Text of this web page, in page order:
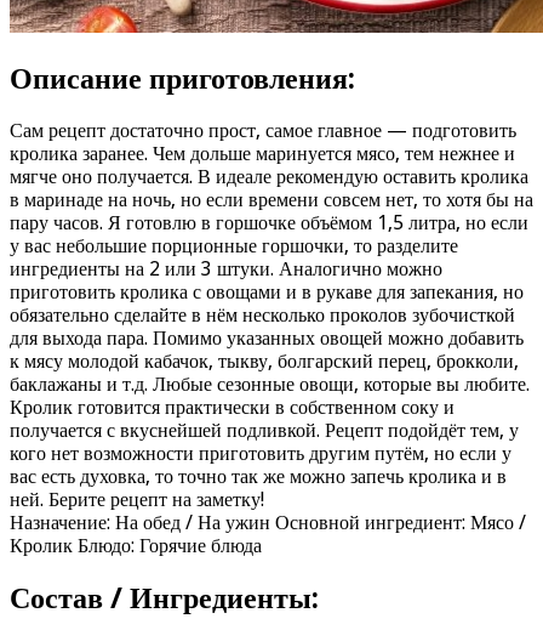
Описание приготовления:
Сам рецепт достаточно прост, самое главное — подготовить
кролика заранее. Чем дольше маринуется мясо, тем нежнее и
мягче оно получается. В идеале рекомендую оставить кролика
в маринаде на ночь, но если времени совсем нет, то хотя бы на
пару часов. Я готовлю в горшочке объёмом 1,5 литра, но если
у вас небольшие порционные горшочки, то разделите
ингредиенты на 2 или 3 штуки. Аналогично можно
приготовить кролика с овощами и в рукаве для запекания, но
обязательно сделайте в нём несколько проколов зубочисткой
для выхода пара. Помимо указанных овощей можно добавить
к мясу молодой кабачок, тыкву, болгарский перец, брокколи,
баклажаны и т.д. Любые сезонные овощи, которые вы любите.
Кролик готовится практически в собственном соку и
получается с вкуснейшей подливкой. Рецепт подойдёт тем, у
кого нет возможности приготовить другим путём, но если у
вас есть духовка, то точно так же можно запечь кролика и в
ней. Берите рецепт на заметку!
Назначение: На обед / На ужин Основной ингредиент: Мясо /
Кролик Блюдо: Горячие блюда
Состав / Ингредиенты: